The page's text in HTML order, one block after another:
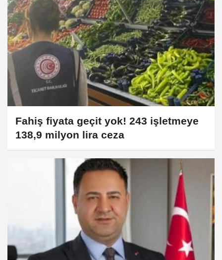
Fahiş fiyata geçit yok! 243 işletmeye
138,9 milyon lira ceza